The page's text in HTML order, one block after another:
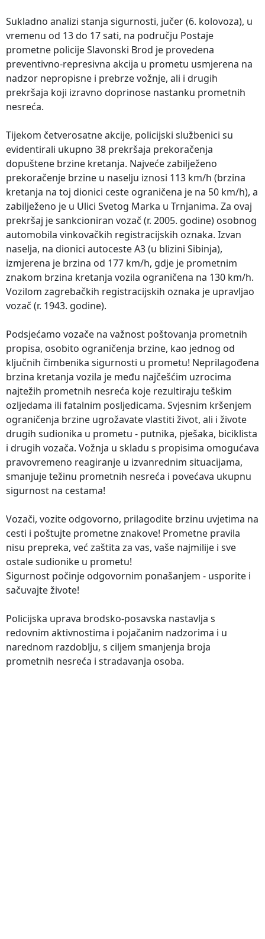
Sukladno analizi stanja sigurnosti, jučer (6. kolovoza), u
vremenu od 13 do 17 sati, na području Postaje
prometne policije Slavonski Brod je provedena
preventivno-represivna akcija u prometu usmjerena na
nadzor nepropisne i prebrze vožnje, ali i drugih
prekršaja koji izravno doprinose nastanku prometnih
nesreća.
Tijekom četverosatne akcije, policijski službenici su
evidentirali ukupno 38 prekršaja prekoračenja
dopuštene brzine kretanja. Najveće zabilježeno
prekoračenje brzine u naselju iznosi 113 km/h (brzina
kretanja na toj dionici ceste ograničena je na 50 km/h), a
zabilježeno je u Ulici Svetog Marka u Trnjanima. Za ovaj
prekršaj je sankcioniran vozač (r. 2005. godine) osobnog
automobila vinkovačkih registracijskih oznaka. Izvan
naselja, na dionici autoceste A3 (u blizini Sibinja),
izmjerena je brzina od 177 km/h, gdje je prometnim
znakom brzina kretanja vozila ograničena na 130 km/h.
Vozilom zagrebačkih registracijskih oznaka je upravljao
vozač (r. 1943. godine).
Podsjećamo vozače na važnost poštovanja prometnih
propisa, osobito ograničenja brzine, kao jednog od
ključnih čimbenika sigurnosti u prometu! Neprilagođena
brzina kretanja vozila je među najčešćim uzrocima
najtežih prometnih nesreća koje rezultiraju teškim
ozljedama ili fatalnim posljedicama. Svjesnim kršenjem
ograničenja brzine ugrožavate vlastiti život, ali i živote
drugih sudionika u prometu - putnika, pješaka, biciklista
i drugih vozača. Vožnja u skladu s propisima omogućava
pravovremeno reagiranje u izvanrednim situacijama,
smanjuje težinu prometnih nesreća i povećava ukupnu
sigurnost na cestama!
Vozači, vozite odgovorno, prilagodite brzinu uvjetima na
cesti i poštujte prometne znakove! Prometne pravila
nisu prepreka, već zaštita za vas, vaše najmilije i sve
ostale sudionike u prometu!
Sigurnost počinje odgovornim ponašanjem - usporite i
sačuvajte živote!
Policijska uprava brodsko-posavska nastavlja s
redovnim aktivnostima i pojačanim nadzorima i u
narednom razdoblju, s ciljem smanjenja broja
prometnih nesreća i stradavanja osoba.